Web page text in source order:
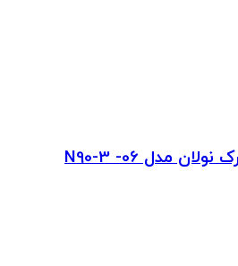
کلاه کاسکت فک متحرک نولان مدل N90-3 -06